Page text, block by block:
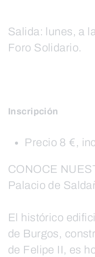
Salida: lunes, a
Foro Solidario.
Inscripción
Precio 8 €,
CONOCE
Palacio de
El histórico
de Burgos,
de Felipe II, es